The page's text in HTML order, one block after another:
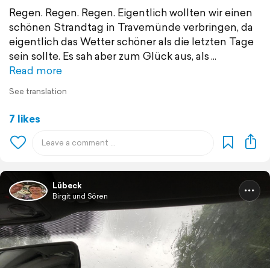
Regen. Regen. Regen. Eigentlich wollten wir einen
schönen Strandtag in Travemünde verbringen, da
eigentlich das Wetter schöner als die letzten Tage
sein sollte. Es sah aber zum Glück aus, als
Read more
See translation
7 likes
Lübeck
Birgit und Sören